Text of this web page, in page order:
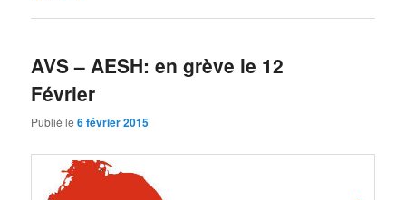
AVS – AESH: en grève le 12
Février
Publié le6 février 2015